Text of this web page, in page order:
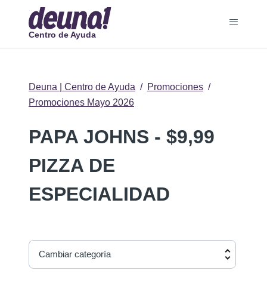
Centro de Ayuda
Deuna | Centro de Ayuda
Promociones
Promociones Mayo 2026
PAPA JOHNS - $9,99
PIZZA DE
ESPECIALIDAD
Cambiar categoría